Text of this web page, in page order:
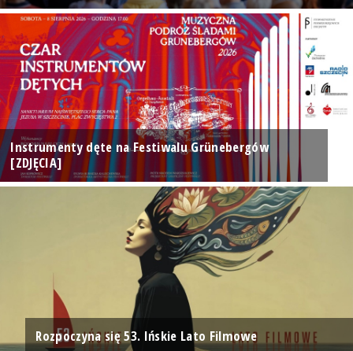
Instrumenty dęte na Festiwalu Grünebergów
[ZDJĘCIA]
Rozpoczyna się 53. Ińskie Lato Filmowe